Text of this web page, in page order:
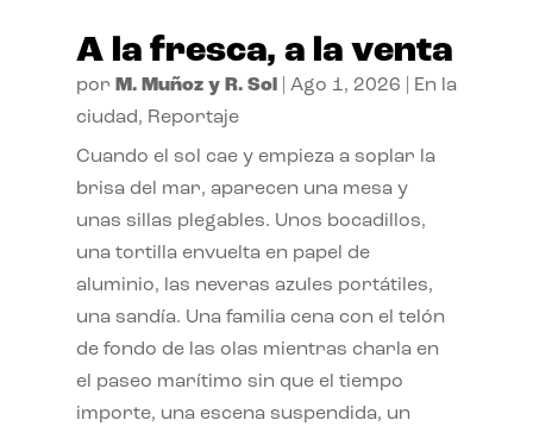
A la fresca, a la venta
por M. Muñoz y R. Sol| Ago 1, 2026
En la
ciudad, Reportaje
Cuando el sol cae y empieza a soplar la
brisa del mar, aparecen una mesa y
unas sillas plegables. Unos bocadillos,
una tortilla envuelta en papel de
aluminio, las neveras azules portátiles,
una sandía. Una familia cena con el telón
de fondo de las olas mientras charla en
el paseo marítimo sin que el tiempo
importe, una escena suspendida, un